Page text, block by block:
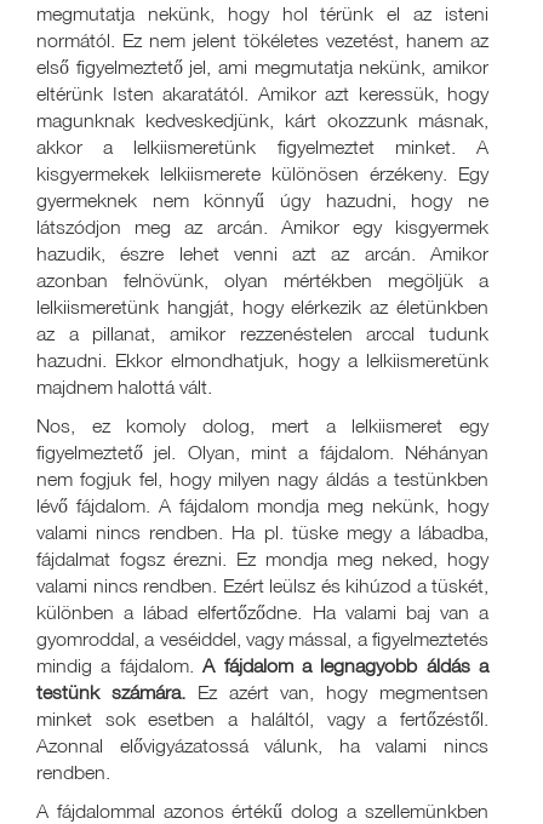
megmutatja nekünk, hogy hol térünk el az isteni
normától. Ez nem jelent tökéletes vezetést, hanem az
első figyelmeztető jel, ami megmutatja nekünk, amikor
eltérünk Isten akaratától. Amikor azt keressük, hogy
magunknak kedveskedjünk, kárt okozzunk másnak,
akkor a lelkiismeretünk figyelmeztet minket. A
kisgyermekek lelkiismerete különösen érzékeny. Egy
gyermeknek nem könnyű úgy hazudni, hogy ne
látszódjon meg az arcán. Amikor egy kisgyermek
hazudik, észre lehet venni azt az arcán. Amikor
azonban felnövünk, olyan mértékben megöljük a
lelkiismeretünk hangját, hogy elérkezik az életünkben
az a pillanat, amikor rezzenéstelen arccal tudunk
hazudni. Ekkor elmondhatjuk, hogy a lelkiismeretünk
majdnem halottá vált.
Nos, ez komoly dolog, mert a lelkiismeret egy
figyelmeztető jel. Olyan, mint a fájdalom. Néhányan
nem fogjuk fel, hogy milyen nagy áldás a testünkben
lévő fájdalom. A fájdalom mondja meg nekünk, hogy
valami nincs rendben. Ha pl. tüske megy a lábadba,
fájdalmat fogsz érezni. Ez mondja meg neked, hogy
valami nincs rendben. Ezért leülsz és kihúzod a tüskét,
különben a lábad elfertőződne. Ha valami baj van a
gyomroddal, a veséiddel, vagy mással, a figyelmeztetés
mindig a fájdalom.A fájdalom a legnagyobb áldás a
testünk számára.Ez azért van, hogy megmentsen
minket sok esetben a haláltól, vagy a fertőzéstől.
Azonnal elővigyázatossá válunk, ha valami nincs
rendben.
A fájdalommal azonos értékű dolog a szellemünkben